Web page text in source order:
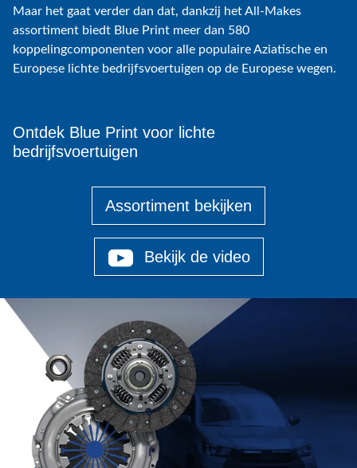
Maar het gaat verder dan dat, dankzij het All-Makes
assortiment biedt Blue Print meer dan 580
koppelingcomponenten voor alle populaire Aziatische en
Europese lichte bedrijfsvoertuigen op de Europese wegen.
Ontdek Blue Print voor lichte
bedrijfsvoertuigen
Assortiment bekijken
Bekijk de video